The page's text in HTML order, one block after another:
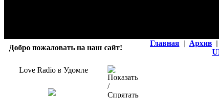
Добро пожаловать на наш сайт!
Главная | Архив |
Love Radio в Удомле